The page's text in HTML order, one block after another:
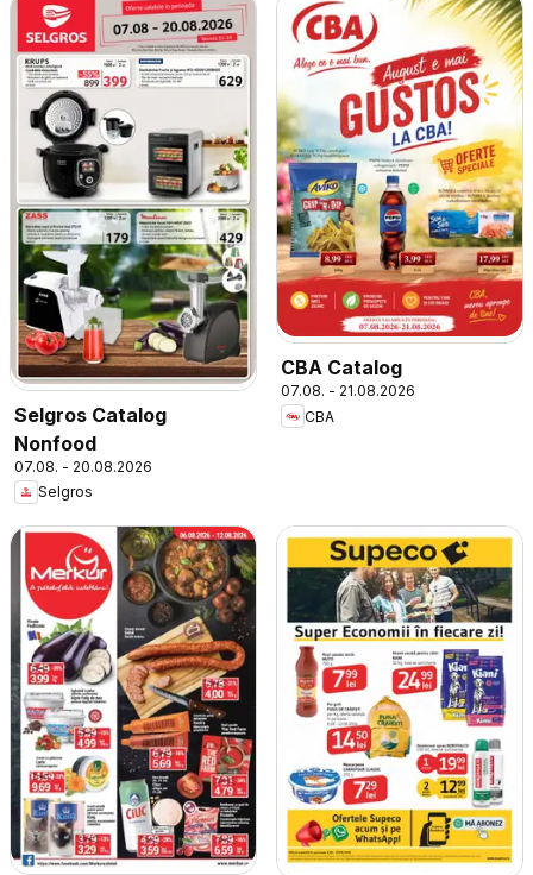
Selgros Catalog
Nonfood
07.08. - 20.08.2026
Selgros
CBA Catalog
07.08. - 21.08.2026
CBA